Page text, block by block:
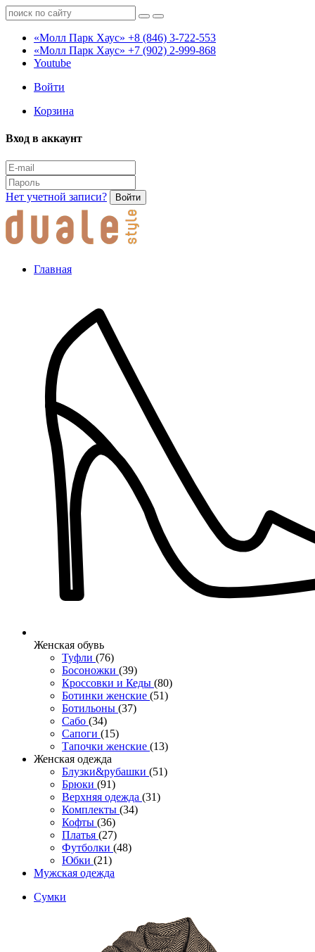
«Молл Парк Хаус» +8 (846) 3-722-553
«Молл Парк Хаус» +7 (902) 2-999-868
Youtube
Войти
Корзина
Вход в аккаунт
Нет учетной записи? Войти
Главная
Женcкая обувь
Туфли (76)
Босоножки (39)
Кроссовки и Кеды (80)
Ботинки женские (51)
Ботильоны (37)
Сабо (34)
Сапоги (15)
Тапочки женские (13)
Женская одежда
Блузки&рубашки (51)
Брюки (91)
Верхняя одежда (31)
Комплекты (34)
Кофты (36)
Платья (27)
Футболки (48)
Юбки (21)
Мужская одежда
Сумки